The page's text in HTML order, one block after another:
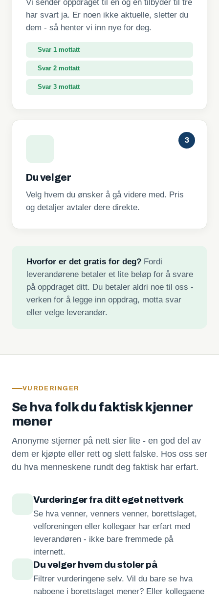
Vi sender oppdraget til én og én tilbyder til tre
har svart ja. Er noen ikke aktuelle, sletter du
dem - så henter vi inn nye for deg.
Svar 1 mottatt
Svar 2 mottatt
Svar 3 mottatt
3
Du velger
Velg hvem du ønsker å gå videre med. Pris
og detaljer avtaler dere direkte.
Hvorfor er det gratis for deg?Fordi
leverandørene betaler et lite beløp for å svare
på oppdraget ditt. Du betaler aldri noe til oss -
verken for å legge inn oppdrag, motta svar
eller velge leverandør.
VURDERINGER
Se hva folk du faktisk kjenner
mener
Anonyme stjerner på nett sier lite - en god del av
dem er kjøpte eller rett og slett falske. Hos oss ser
du hva menneskene rundt deg faktisk har erfart.
Vurderinger fra ditt eget nettverk
Se hva venner, venners venner, borettslaget,
velforeningen eller kollegaer har erfart med
leverandøren - ikke bare fremmede på
internett.
Du velger hvem du stoler på
Filtrer vurderingene selv. Vil du bare se hva
naboene i borettslaget mener? Eller kollegaene